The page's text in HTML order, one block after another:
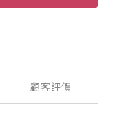
顧客評價